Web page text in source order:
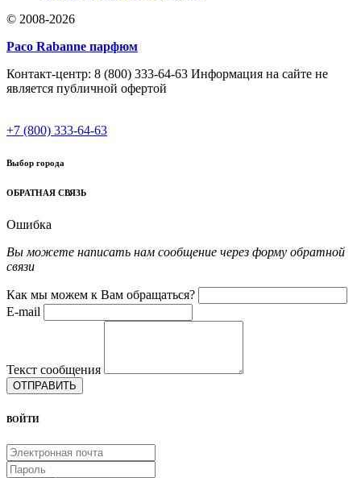
© 2008-2026
Paco Rabanne парфюм
Контакт-центр: 8 (800) 333-64-63 Информация на сайте не
является публичной офертой
+7 (800) 333-64-63
Выбор города
ОБРАТНАЯ СВЯЗЬ
Ошибка
Вы можете написать нам сообщение через форму обратной
связи
Как мы можем к Вам обращаться?
E-mail
Текст сообщения
ОТПРАВИТЬ
ВОЙТИ